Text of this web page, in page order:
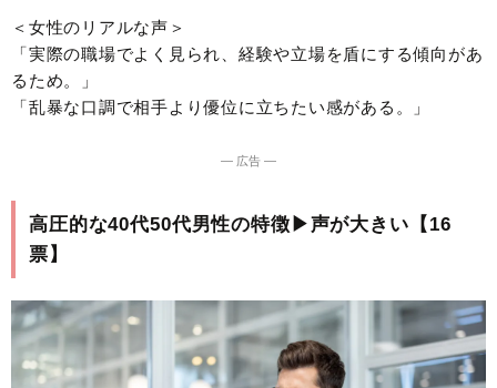
＜女性のリアルな声＞
「実際の職場でよく見られ、経験や立場を盾にする傾向があ
るため。」
「乱暴な口調で相手より優位に立ちたい感がある。」
― 広告 ―
高圧的な40代50代男性の特徴▶︎声が大きい【16
票】